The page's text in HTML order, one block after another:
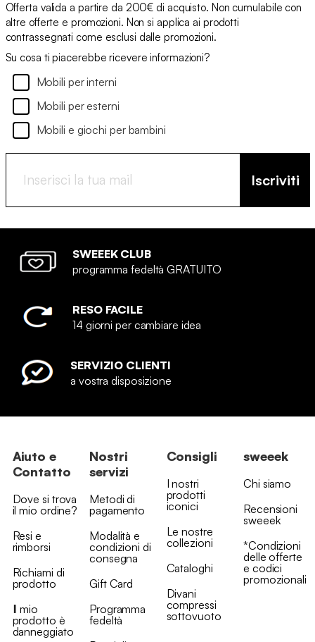
Offerta valida a partire da 200€ di acquisto. Non cumulabile con
altre offerte e promozioni. Non si applica ai prodotti
contrassegnati come esclusi dalle promozioni.
Su cosa ti piacerebbe ricevere informazioni?
Mobili per interni
Mobili per esterni
Mobili e giochi per bambini
Iscriviti
SWEEEK CLUB
programma fedeltà GRATUITO
RESO FACILE
14 giorni per cambiare idea
SERVIZIO CLIENTI
a vostra disposizione
Aiuto e
Contatto
Dove si trova
il mio ordine?
Resi e
rimborsi
Richiami di
prodotto
Il mio
prodotto è
danneggiato
Nostri
servizi
Metodi di
pagamento
Modalità e
condizioni di
consegna
Gift Card
Programma
fedeltà
Consigli
I nostri
prodotti
iconici
Le nostre
collezioni
Cataloghi
Divani
compressi
sottovuoto
sweeek
Chi siamo
Recensioni
sweeek
*Condizioni
delle offerte
e codici
promozionali